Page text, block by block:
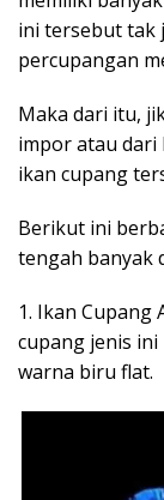
ini tersebut tak
percupangan
Maka dari itu,
impor atau dari
ikan cupang
Berikut ini
tengah banyak
1. Ikan Cupang
cupang jenis
warna biru flat.